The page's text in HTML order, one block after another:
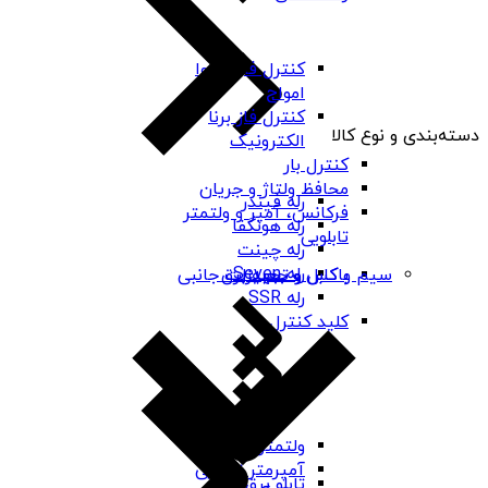
رله فیندر
رله هونگفا
رله چینت
رله Seven
رله SSR
کلید کنترل
کنترل فاز شیوا
امواج
کنترل فاز برنا
الکترونیک
کنترل بار
محافظ ولتاژ و جریان
فرکانس، آمپر و ولتمتر
تابلویی
ولتمتر تابلویی
آمپرمتر تابلویی
باکس و جعبه برق
سیم و کابل و تجهیزات جانبی
دسته‌بندی و نوع کالا